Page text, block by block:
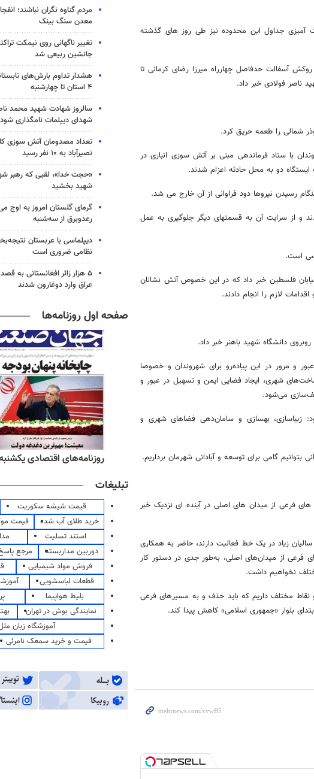
آمیزی جداول این محدوده نیز طی روز های گذشته
آسفالت حدفاصل چهارراه میرزا رضای کرمانی تا
ناصر فولادی خبر داد.
شمالی را طعمه حریق کرد.
با ستاد فرماندهی مبنی بر آتش سوزی انباری در
ایستگاه دو به محل حادثه اعزام شدند.
رسیدن نیروها دود فراوانی از آن خارج می شد.
و از سرایت آن به قسمتهای دیگر جلوگیری به عمل
است.
فلسطین خبر داد که در این خصوص آتش نشانان
لازم را انجام دادند.
دانشگاه شهید باهنر خبر داد.
و مرور در این پیاده‌رو برای شهروندان و خصوصا
شهری، ایجاد فضایی ایمن و تسهیل در عبور و
کف‌سازی می‌شود.
زیباسازی، بهسازی و سامان‌دهی فضاهای شهری و
بتوانیم گامی برای توسعه و آبادانی شهرمان برداریم.
فرعی از میدان های اصلی در آینده ای نزدیک خبر
زیاد در یک خط فعالیت دارند، حاضر به همکاری
فرعی از میدان‌های اصلی، به‌طور جدی در دستور کار
نخواهیم داشت.
نقاط مختلف داریم که باید حذف و به مسیرهای فرعی
بلوار «جمهوری اسلامی» کاهش پیدا کند.
مردم گناوه نگران نباشند؛
معدن سنگ بینک
تغییر ناگهانی روی نیمکت
جانشین ربیعی شد
هشدار تداوم بارش‌های
۴ استان تا چهارشنبه
سالروز شهادت شهید محمد
شهدای دیپلمات نامگذاری شود
تعداد مصدومان آتش سوزی
نصیرآباد به ۱۰ نفر رسید
«حجت خدا»، لقبی که رهبر
شهید بخشید
گرمای گلستان امروز به اوج
رعدوبرق از سه‌شنبه
دیپلماسی با عربستان
نظامی ضروری است
۵ هزار زائر افغانستانی به
عراق وارد دوغارون شدند
صفحه اول روزنامه‌ها
روزنامه‌های ورزشی یکشنبه ۱۸ مرداد ۱۴۰۵ روزنامه‌های اقتصادی یکشنبه ۱۸ مرداد
تبلیغات
قیمت شیشه سکوریت
خرید طلای آب شده
قیمت
استند تسلیت
دوربین مداربسته
مرجع
فروش مواد شیمیایی
قطعات لباسشویی
بلیط هواپیما
نمایندگی بوش در تهران
آموزشگاه زبان
قیمت و خرید سمعک نامرئی